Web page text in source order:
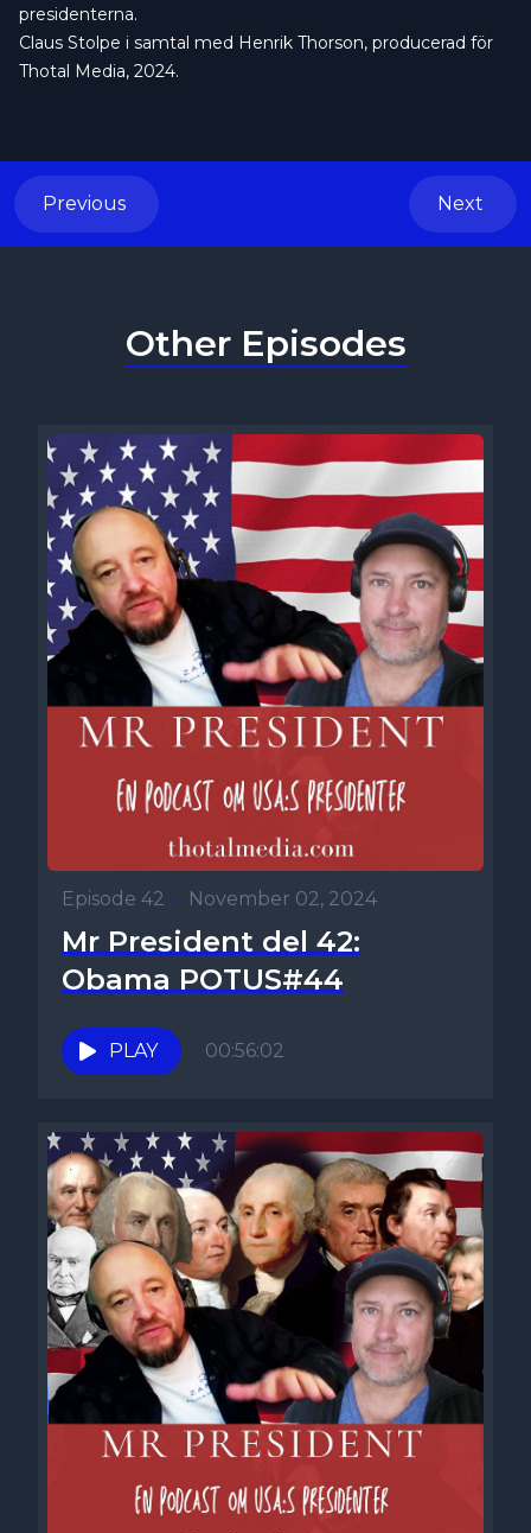
presidenterna.
Claus Stolpe i samtal med Henrik Thorson, producerad för
Thotal Media, 2024.
Previous Next
Other Episodes
Episode 42 • November 02, 2024
Mr President del 42:
Obama POTUS#44
PLAY 00:56:02